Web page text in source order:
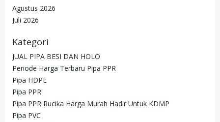
Agustus 2026
Juli 2026
Kategori
JUAL PIPA BESI DAN HOLO
Periode Harga Terbaru Pipa PPR
Pipa HDPE
Pipa PPR
Pipa PPR Rucika Harga Murah Hadir Untuk KDMP
Pipa PVC